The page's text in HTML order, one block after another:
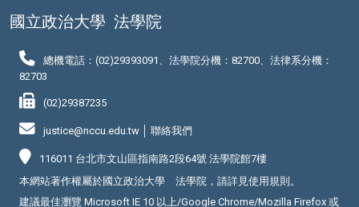
國立政治大學 法學院
總機電話：(02)29393091、法學院分機：82700、法律系分機：
82703
(02)29387235
justice@nccu.edu.tw │聯絡我們
116011 台北市文山區指南路2段64號 法學院館7樓
本網站著作權屬於國立政治大學 法學院，請詳見使用規則 。
建議最佳瀏覽 Microsoft IE 10 以上/Google Chrome/Mozilla Firefox 或